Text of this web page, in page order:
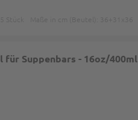
für Suppenbars - 16oz/400ml